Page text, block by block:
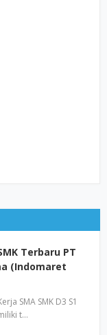
Terbaru PT
(Indomaret
SMA SMK D3 S1
t…